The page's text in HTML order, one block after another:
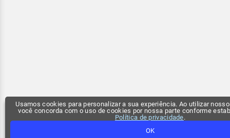
Usamos cookies para personalizar a sua experiência. Ao utilizar
você concorda com o uso de cookies por nossa parte conforme
Política de privacidade.
OK